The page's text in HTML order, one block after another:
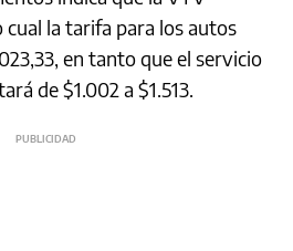
cual la tarifa para los autos
en tanto que el servicio
de $1.002 a $1.513.